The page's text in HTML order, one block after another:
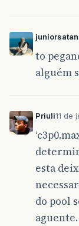
to
alguém
Priuli11 de
esta
do pool